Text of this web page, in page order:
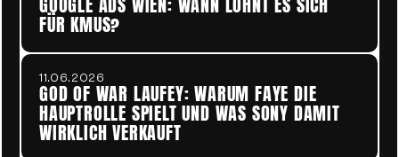
FÜR KMUS?
11.06.2026
GOD OF WAR LAUFEY: WARUM FAYE DIE
HAUPTROLLE SPIELT UND WAS SONY DAMIT
WIRKLICH VERKAUFT